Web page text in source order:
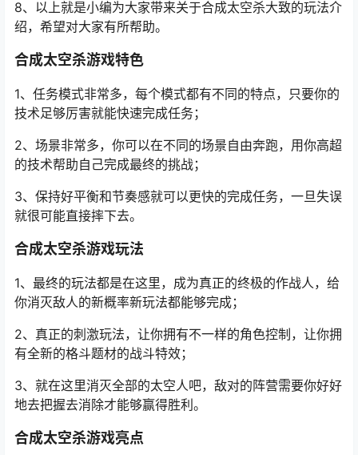
8、以上就是小编为大家带来关于合成太空杀大致的玩法介
绍，希望对大家有所帮助。
合成太空杀游戏特色
1、任务模式非常多，每个模式都有不同的特点，只要你的
技术足够厉害就能快速完成任务；
2、场景非常多，你可以在不同的场景自由奔跑，用你高超
的技术帮助自己完成最终的挑战；
3、保持好平衡和节奏感就可以更快的完成任务，一旦失误
就很可能直接摔下去。
合成太空杀游戏玩法
1、最终的玩法都是在这里，成为真正的终极的作战人，给
你消灭敌人的新概率新玩法都能够完成；
2、真正的刺激玩法，让你拥有不一样的角色控制，让你拥
有全新的格斗题材的战斗特效；
3、就在这里消灭全部的太空人吧，敌对的阵营需要你好好
地去把握去消除才能够赢得胜利。
合成太空杀游戏亮点